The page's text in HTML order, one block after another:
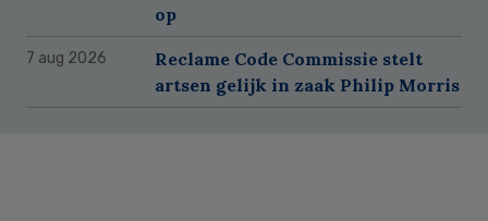
op
7 aug 2026
Reclame Code Commissie stelt
artsen gelijk in zaak Philip Morris